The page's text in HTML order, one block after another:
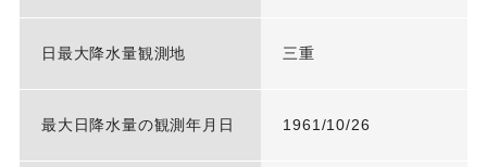
日最大降水量観測地 三重
最大日降水量の観測年月日 1961/10/26